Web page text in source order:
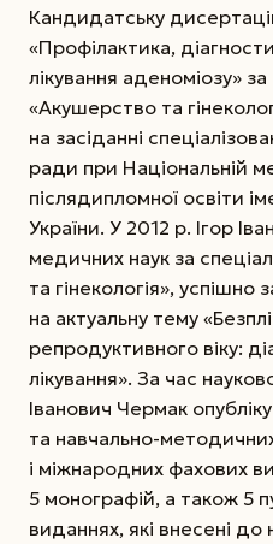
Кандидатську
«Профілактика,
лікування аденоміозу»
«Акушерство та
на засіданні
ради при Національній
післядипломної освіти
України. У 2012 р. Ігор
медичних наук за
та гінекологія»,
на актуальну тему
репродуктивного віку:
лікування». За час
Іванович Чермак
та навчально-
і міжнародних фахових
5 монографій, а також 5
виданнях, які внесені